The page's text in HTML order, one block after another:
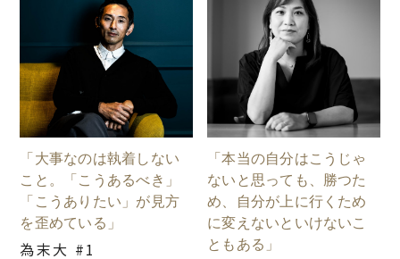
「大事なのは執着しない
こと。「こうあるべき」
「こうありたい」が見方
を歪めている」
為末大 #1
「本当の自分はこうじゃ
ないと思っても、勝つた
め、自分が上に行くため
に変えないといけないこ
ともある」